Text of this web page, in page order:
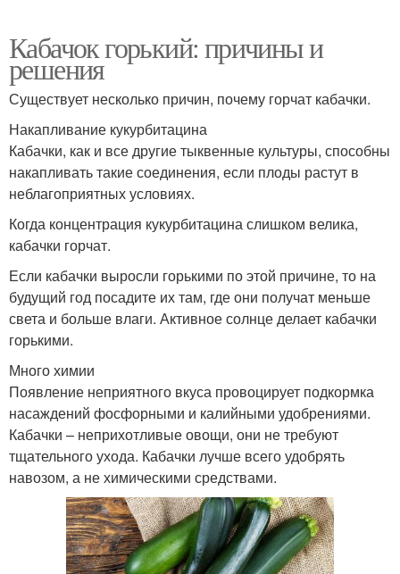
Кабачок горький: причины и
решения
Существует несколько причин, почему горчат кабачки.
Накапливание кукурбитацина
Кабачки, как и все другие тыквенные культуры, способны
накапливать такие соединения, если плоды растут в
неблагоприятных условиях.
Когда концентрация кукурбитацина слишком велика,
кабачки горчат.
Если кабачки выросли горькими по этой причине, то на
будущий год посадите их там, где они получат меньше
света и больше влаги. Активное солнце делает кабачки
горькими.
Много химии
Появление неприятного вкуса провоцирует подкормка
насаждений фосфорными и калийными удобрениями.
Кабачки – неприхотливые овощи, они не требуют
тщательного ухода. Кабачки лучше всего удобрять
навозом, а не химическими средствами.